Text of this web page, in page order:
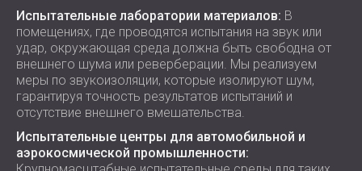
Испытательные лаборатории материалов: В
помещениях, где проводятся испытания на звук или
удар, окружающая среда должна быть свободна от
внешнего шума или реверберации. Мы реализуем
меры по звукоизоляции, которые изолируют шум,
гарантируя точность результатов испытаний и
отсутствие внешнего вмешательства.
Испытательные центры для автомобильной и
аэрокосмической промышленности: